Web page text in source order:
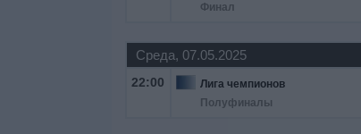
Финал
Среда, 07.05.2025
22:00
Лига чемпионов
Полуфиналы